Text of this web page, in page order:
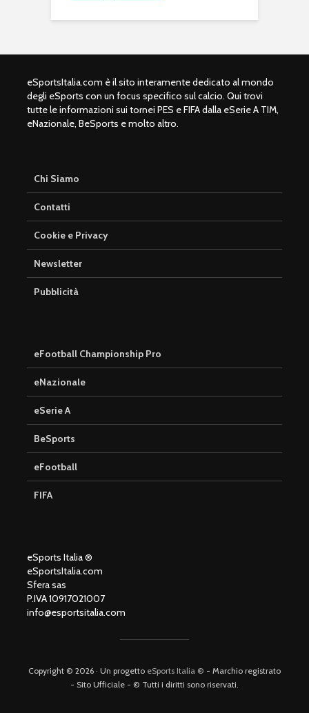
eSportsItalia.com è il sito interamente dedicato al mondo
degli eSports con un focus specifico sul calcio. Qui trovi
tutte le informazioni sui tornei PES e FIFA dalla eSerie A TIM,
eNazionale, BeSports e molto altro.
Chi Siamo
Contatti
Cookie e Privacy
Newsletter
Pubblicità
eFootball Championship Pro
eNazionale
eSerie A
BeSports
eFootball
FIFA
eSports Italia ®
eSportsItalia.com
Sfera sas
P.IVA 10917021007
info@esportsitalia.com
Copyright © 2026 · Un progetto eSports Italia ® - Marchio registrato
- Sito Ufficiale - © Tutti i diritti sono riservati.